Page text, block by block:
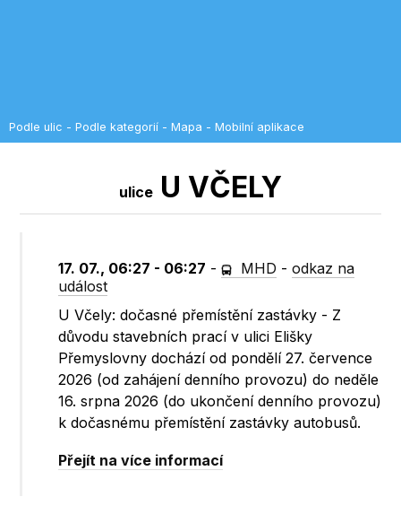
Podle ulic - Podle kategorií - Mapa - Mobilní aplikace
ulice U VČELY
17. 07., 06:27 - 06:27 - MHD -odkaz na
událost
U Včely: dočasné přemístění zastávky - Z
důvodu stavebních prací v ulici Elišky
Přemyslovny dochází od pondělí 27. července
2026 (od zahájení denního provozu) do neděle
16. srpna 2026 (do ukončení denního provozu)
k dočasnému přemístění zastávky autobusů.
Přejít na více informací